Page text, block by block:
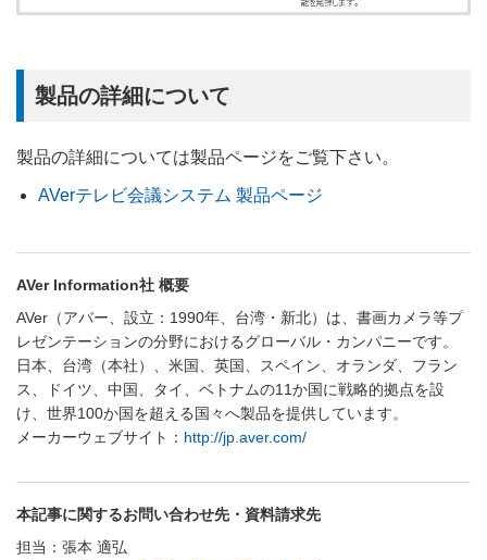
製品の詳細について
製品の詳細については製品ページをご覧下さい。
AVerテレビ会議システム 製品ページ
AVer Information社 概要
AVer（アバー、設立：1990年、台湾・新北）は、書画カメラ等プ
レゼンテーションの分野におけるグローバル・カンパニーです。
日本、台湾（本社）、米国、英国、スペイン、オランダ、フラン
ス、ドイツ、中国、タイ、ベトナムの11か国に戦略的拠点を設
け、世界100か国を超える国々へ製品を提供しています。
メーカーウェブサイト： http://jp.aver.com/
本記事に関するお問い合わせ先・資料請求先
担当：張本 適弘